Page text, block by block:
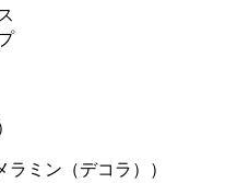
ラミン（デコラ））